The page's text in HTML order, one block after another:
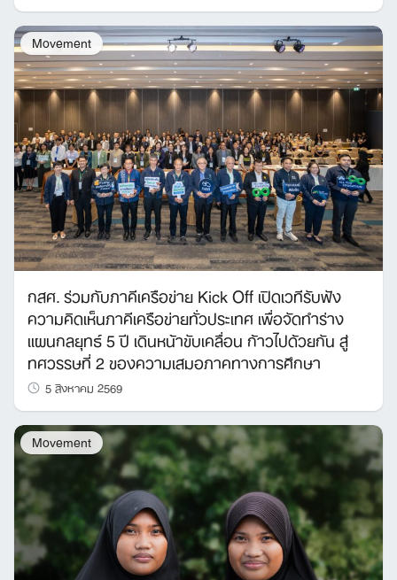
Movement
กสศ. ร่วมกับภาคีเครือข่าย Kick Off เปิดเวทีรับฟัง
ความคิดเห็นภาคีเครือข่ายทั่วประเทศ เพื่อจัดทำร่าง
แผนกลยุทธ์ 5 ปี เดินหน้าขับเคลื่อน ก้าวไปด้วยกัน สู่
ทศวรรษที่ 2 ของความเสมอภาคทางการศึกษา
5 สิงหาคม 2569
Movement